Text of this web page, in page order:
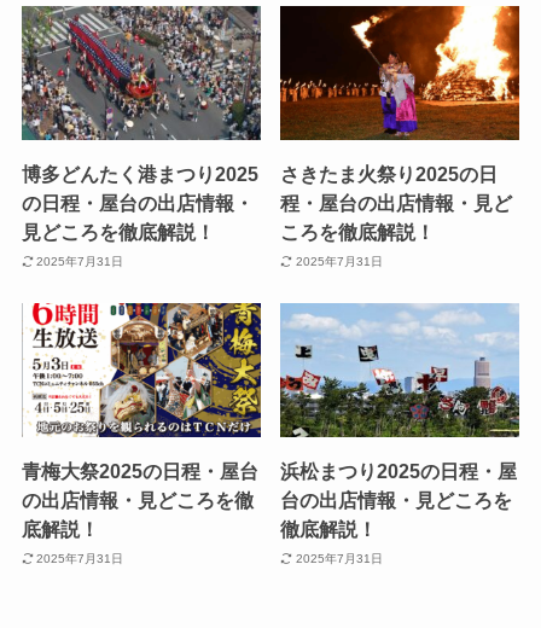
博多どんたく港まつり2025
の日程・屋台の出店情報・
見どころを徹底解説！
2025年7月31日
さきたま火祭り2025の日
程・屋台の出店情報・見ど
ころを徹底解説！
2025年7月31日
青梅大祭2025の日程・屋台
の出店情報・見どころを徹
底解説！
2025年7月31日
浜松まつり2025の日程・屋
台の出店情報・見どころを
徹底解説！
2025年7月31日